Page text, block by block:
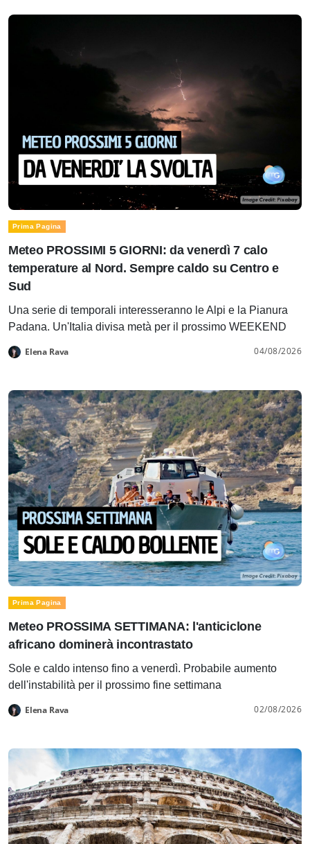
Prima Pagina
Meteo PROSSIMI 5 GIORNI: da venerdì 7 calo
temperature al Nord. Sempre caldo su Centro e
Sud
Una serie di temporali interesseranno le Alpi e la Pianura
Padana. Un'Italia divisa metà per il prossimo WEEKEND
Elena Rava 04/08/2026
Prima Pagina
Meteo PROSSIMA SETTIMANA: l'anticiclone
africano dominerà incontrastato
Sole e caldo intenso fino a venerdì. Probabile aumento
dell'instabilità per il prossimo fine settimana
Elena Rava 02/08/2026